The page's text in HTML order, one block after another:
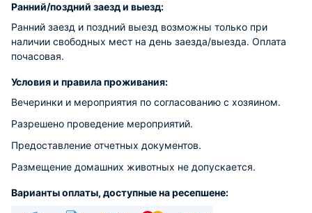
Ранний/поздний заезд и выезд:
Ранний заезд и поздний выезд возможны только при
наличии свободных мест на день заезда/выезда. Оплата
почасовая.
Условия и правила проживания:
Вечеринки и мероприятия по согласованию с хозяином.
Разрешено проведение мероприятий.
Предоставление отчетных документов.
Размещение домашних животных не допускается.
Варианты оплаты, доступные на ресепшене: